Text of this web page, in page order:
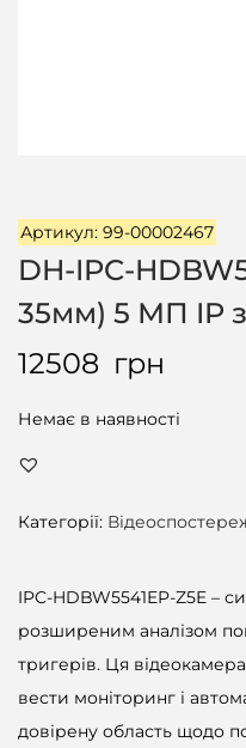
Артикул: 99-00002467
DH-IPC-
35мм) 5 МП IP
12508 грн
Немає в наявності
Категорії:
IPC-HDBW5541EP-Z5E –
розширеним аналізом
тригерів. Ця
вести моніторинг і
довірену область щодо